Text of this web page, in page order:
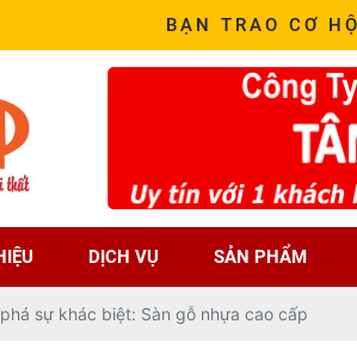
BẠN TRAO CƠ
DỊCH VỤ SẢN PHẨM
sự khác biệt: Sàn gỗ nhựa cao cấp